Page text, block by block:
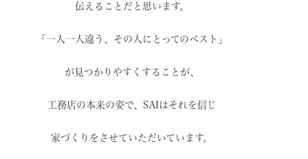
伝えることだと思います。
「一人一人違う、その人にとってのベスト」
が見つかりやすくすることが、
工務店の本来の姿で、 SAIはそれを信じ
家づくりをさせていただいています。